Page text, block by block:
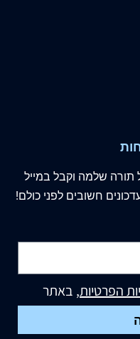
תורה שלמה וקבל במייל
חשובים לפני כולם!
הפרטיות, באתר